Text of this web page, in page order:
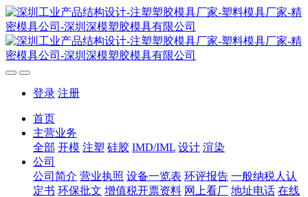
登录 注册
首页
主营业务
全部 开模 注塑 硅胶 IMD/IML 设计 渲染
公司
公司简介 营业执照 设备一览表 环评报告 一般纳税人认
定书 环保批文 增值税开票资料 网上看厂 地址电话 在线